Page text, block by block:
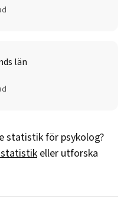
län
statistik för psykolog?
eller utforska